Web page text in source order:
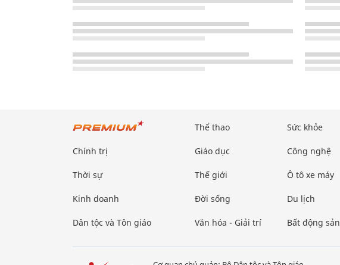
Chính trị
Thời sự
Kinh doanh
Dân tộc và Tôn giáo
Thể thao
Giáo dục
Thế giới
Đời sống
Văn hóa - Giải trí
Sức khỏe
Công nghệ
Ô tô xe máy
Du lịch
Bất động sản